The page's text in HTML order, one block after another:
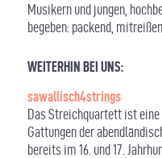
Musikern und jungen,
begeben: packend,
WEITERHIN BEI UNS:
sawallisch4strings
Das Streichquartett ist
Gattungen der
bereits im 16. und 17.